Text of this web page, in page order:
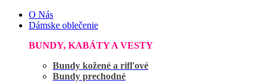
O Nás
Dámske oblečenie
BUNDY, KABÁTY A VESTY
Bundy kožené a rifľové
Bundy prechodné